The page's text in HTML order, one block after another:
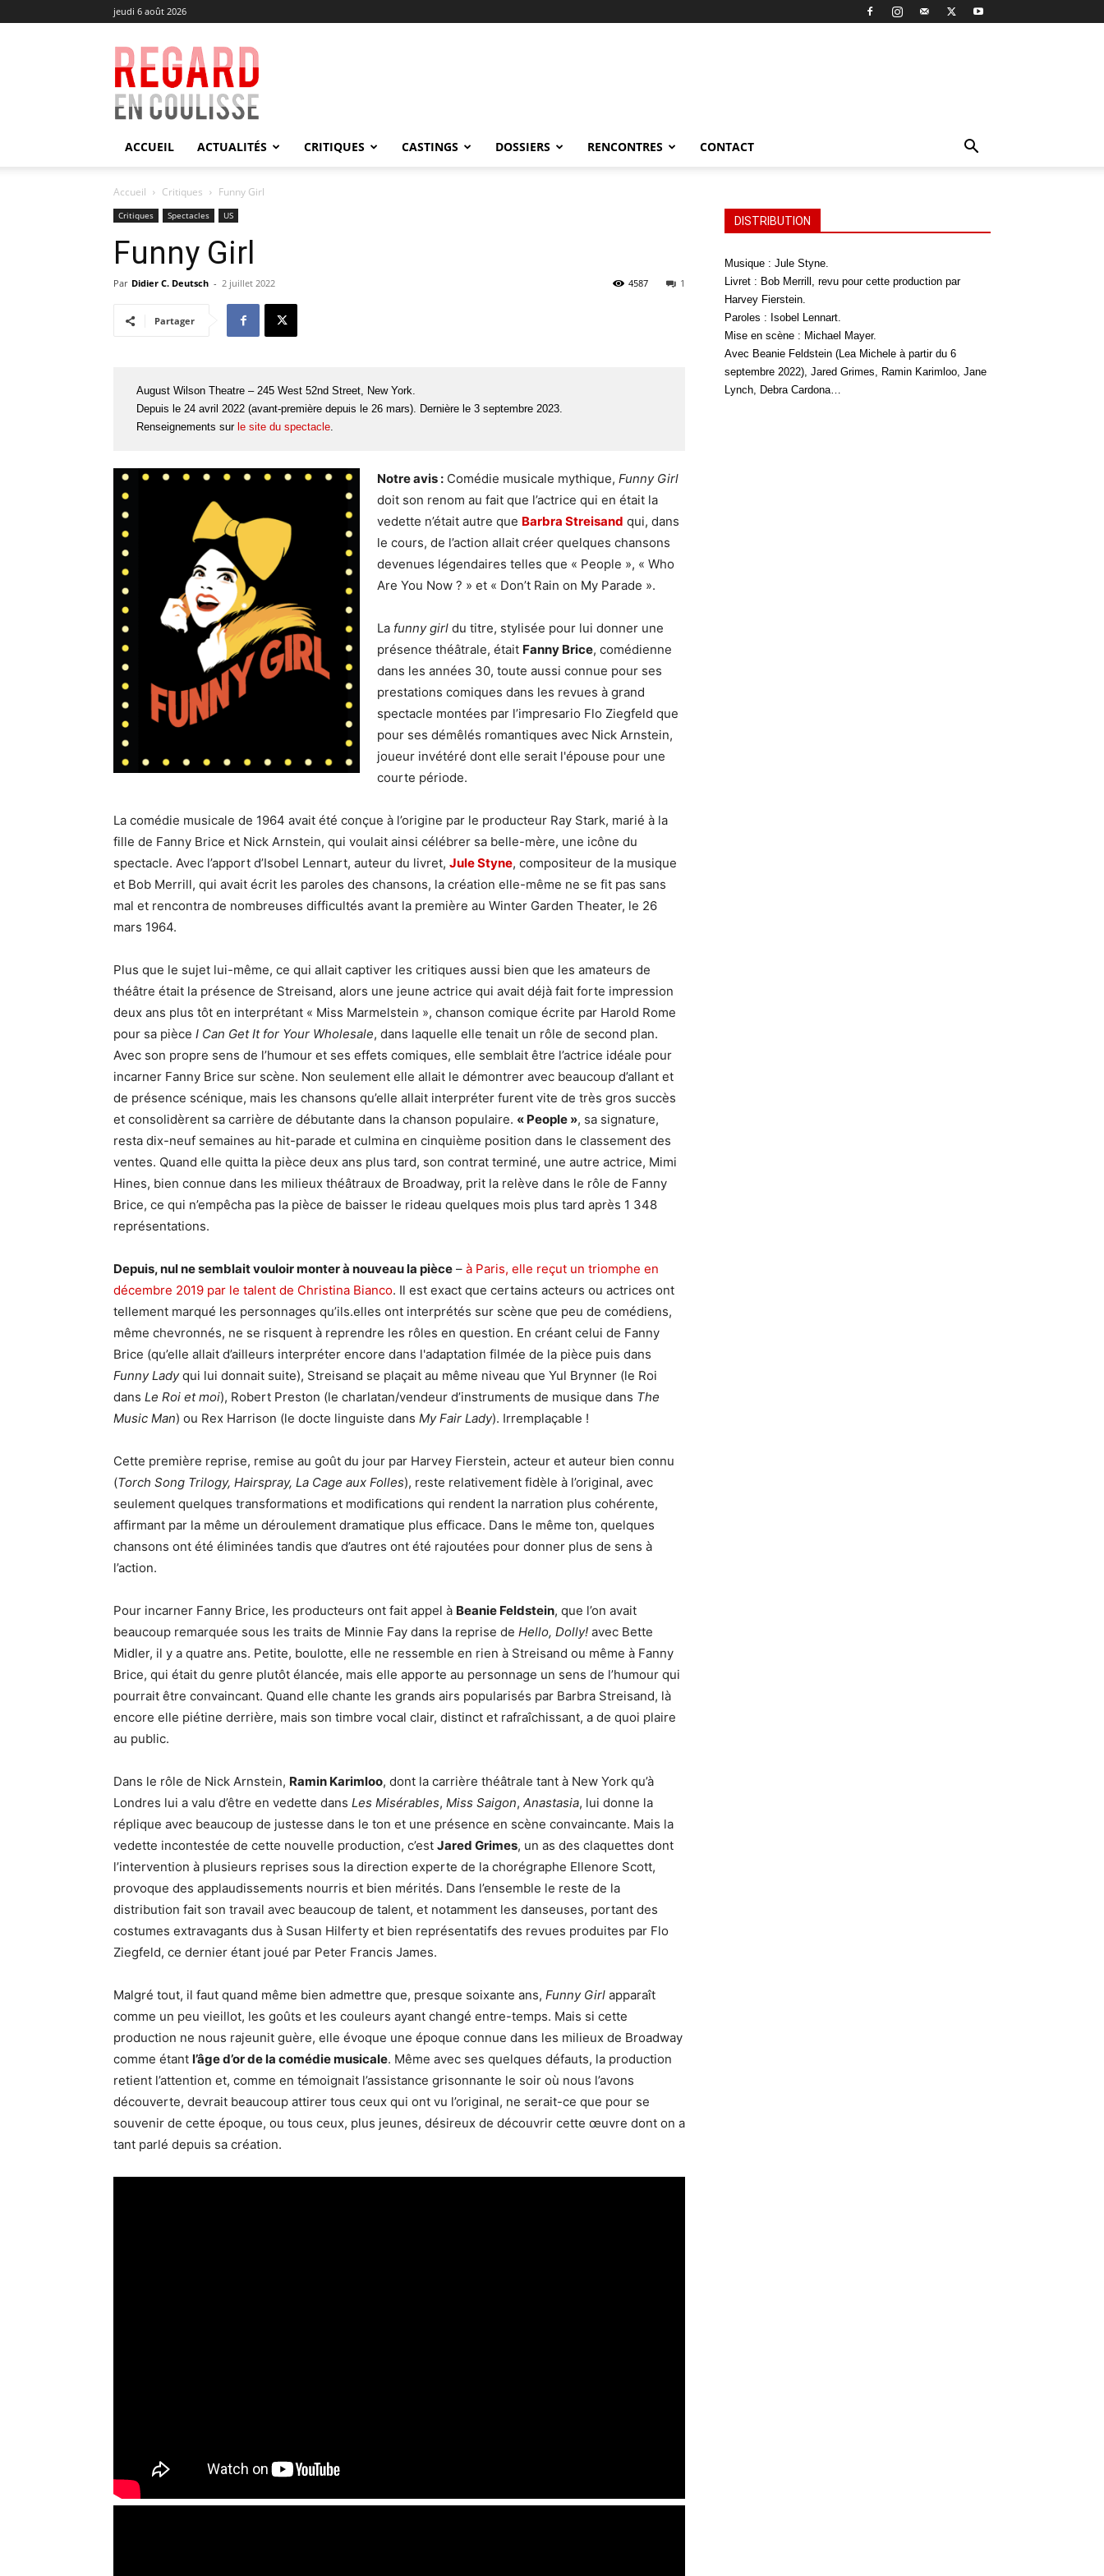
jeudi 6 août 2026
Regard
en
Coulisse
ACCUEIL ACTUALITÉS CRITIQUES CASTINGS DOSSIERS RENCONTRES CONTACT
Accueil Critiques Funny Girl
Critiques Spectacles US
Funny Girl
Par Didier C. Deutsch - 2 juillet 2022 1
4587
Partager
August Wilson Theatre – 245 West 52nd Street, New York.
Depuis le 24 avril 2022 (avant-première depuis le 26 mars). Dernière le 3 septembre 2023.
Renseignements sur le site du spectacle.
Notre avis : Comédie musicale mythique, Funny Girl
doit son renom au fait que l’actrice qui en était la
vedette n’était autre que Barbra Streisand qui, dans
le cours, de l’action allait créer quelques chansons
devenues légendaires telles que « People », « Who
Are You Now ? » et « Don’t Rain on My Parade ».
La funny girl du titre, stylisée pour lui donner une
présence théâtrale, était Fanny Brice, comédienne
dans les années 30, toute aussi connue pour ses
prestations comiques dans les revues à grand
spectacle montées par l’impresario Flo Ziegfeld que
pour ses démêlés romantiques avec Nick Arnstein,
joueur invétéré dont elle serait l'épouse pour une
courte période.
La comédie musicale de 1964 avait été conçue à l’origine par le producteur Ray Stark, marié à la
fille de Fanny Brice et Nick Arnstein, qui voulait ainsi célébrer sa belle-mère, une icône du
spectacle. Avec l’apport d’Isobel Lennart, auteur du livret, Jule Styne, compositeur de la musique
et Bob Merrill, qui avait écrit les paroles des chansons, la création elle-même ne se fit pas sans
mal et rencontra de nombreuses difficultés avant la première au Winter Garden Theater, le 26
mars 1964.
Plus que le sujet lui-même, ce qui allait captiver les critiques aussi bien que les amateurs de
théâtre était la présence de Streisand, alors une jeune actrice qui avait déjà fait forte impression
deux ans plus tôt en interprétant « Miss Marmelstein », chanson comique écrite par Harold Rome
pour sa pièce I Can Get It for Your Wholesale, dans laquelle elle tenait un rôle de second plan.
Avec son propre sens de l’humour et ses effets comiques, elle semblait être l’actrice idéale pour
incarner Fanny Brice sur scène. Non seulement elle allait le démontrer avec beaucoup d’allant et
de présence scénique, mais les chansons qu’elle allait interpréter furent vite de très gros succès
et consolidèrent sa carrière de débutante dans la chanson populaire. « People », sa signature,
resta dix-neuf semaines au hit-parade et culmina en cinquième position dans le classement des
ventes. Quand elle quitta la pièce deux ans plus tard, son contrat terminé, une autre actrice, Mimi
Hines, bien connue dans les milieux théâtraux de Broadway, prit la relève dans le rôle de Fanny
Brice, ce qui n’empêcha pas la pièce de baisser le rideau quelques mois plus tard après 1 348
représentations.
Depuis, nul ne semblait vouloir monter à nouveau la pièce – à Paris, elle reçut un triomphe en
décembre 2019 par le talent de Christina Bianco. Il est exact que certains acteurs ou actrices ont
tellement marqué les personnages qu’ils.elles ont interprétés sur scène que peu de comédiens,
même chevronnés, ne se risquent à reprendre les rôles en question. En créant celui de Fanny
Brice (qu’elle allait d’ailleurs interpréter encore dans l'adaptation filmée de la pièce puis dans
Funny Ladyqui lui donnait suite), Streisand se plaçait au même niveau que Yul Brynner (le Roi
dans Le Roi et moi), Robert Preston (le charlatan/vendeur d’instruments de musique dans The
Music Man) ou Rex Harrison (le docte linguiste dans My Fair Lady). Irremplaçable !
Cette première reprise, remise au goût du jour par Harvey Fierstein, acteur et auteur bien connu
(Torch Song Trilogy, Hairspray, La Cage aux Folles), reste relativement fidèle à l’original, avec
seulement quelques transformations et modifications qui rendent la narration plus cohérente,
affirmant par la même un déroulement dramatique plus efficace. Dans le même ton, quelques
chansons ont été éliminées tandis que d’autres ont été rajoutées pour donner plus de sens à
l’action.
Pour incarner Fanny Brice, les producteurs ont fait appel à Beanie Feldstein, que l’on avait
beaucoup remarquée sous les traits de Minnie Fay dans la reprise de Hello, Dolly! avec Bette
Midler, il y a quatre ans. Petite, boulotte, elle ne ressemble en rien à Streisand ou même à Fanny
Brice, qui était du genre plutôt élancée, mais elle apporte au personnage un sens de l’humour qui
pourrait être convaincant. Quand elle chante les grands airs popularisés par Barbra Streisand, là
encore elle piétine derrière, mais son timbre vocal clair, distinct et rafraîchissant, a de quoi plaire
au public.
Dans le rôle de Nick Arnstein, Ramin Karimloo, dont la carrière théâtrale tant à New York qu’à
Londres lui a valu d’être en vedette dans Les Misérables, Miss Saigon, Anastasia, lui donne la
réplique avec beaucoup de justesse dans le ton et une présence en scène convaincante. Mais la
vedette incontestée de cette nouvelle production, c’est Jared Grimes, un as des claquettes dont
l’intervention à plusieurs reprises sous la direction experte de la chorégraphe Ellenore Scott,
provoque des applaudissements nourris et bien mérités. Dans l’ensemble le reste de la
distribution fait son travail avec beaucoup de talent, et notamment les danseuses, portant des
costumes extravagants dus à Susan Hilferty et bien représentatifs des revues produites par Flo
Ziegfeld, ce dernier étant joué par Peter Francis James.
Malgré tout, il faut quand même bien admettre que, presque soixante ans, Funny Girl apparaît
comme un peu vieillot, les goûts et les couleurs ayant changé entre-temps. Mais si cette
production ne nous rajeunit guère, elle évoque une époque connue dans les milieux de Broadway
comme étant l’âge d’or de la comédie musicale. Même avec ses quelques défauts, la production
retient l’attention et, comme en témoignait l’assistance grisonnante le soir où nous l’avons
découverte, devrait beaucoup attirer tous ceux qui ont vu l’original, ne serait-ce que pour se
souvenir de cette époque, ou tous ceux, plus jeunes, désireux de découvrir cette œuvre dont on a
tant parlé depuis sa création.
DISTRIBUTION
Musique : Jule Styne.
Livret : Bob Merrill, revu pour cette production par
Harvey Fierstein.
Paroles : Isobel Lennart.
Mise en scène : Michael Mayer.
Avec Beanie Feldstein (Lea Michele à partir du 6
septembre 2022), Jared Grimes, Ramin Karimloo, Jane
Lynch, Debra Cardona…